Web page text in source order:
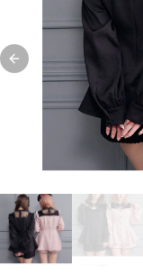
Previous slide